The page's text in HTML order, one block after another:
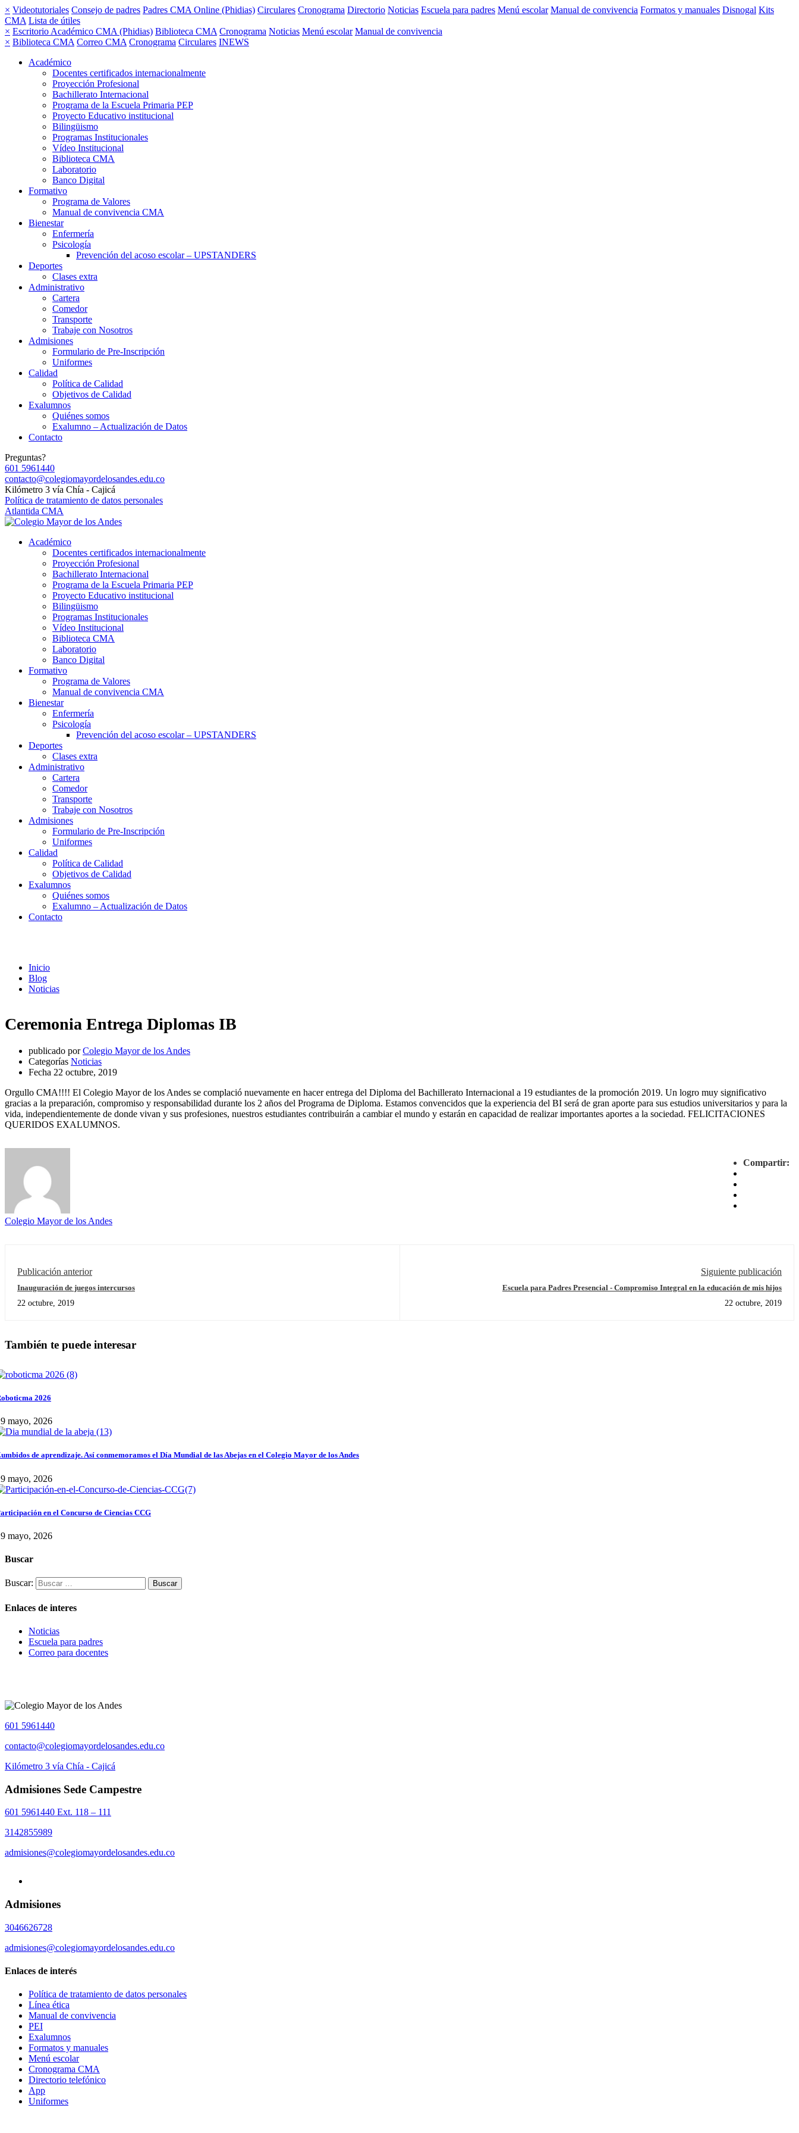
× Videotutoriales Consejo de padres Padres CMA Online (Phidias) Circulares Cronograma Directorio Noticias Escuela para padres Menú escolar Manual de convivencia Formatos y manuales Disnogal Kits
CMA Lista de útiles
× Escritorio Académico CMA (Phidias) Biblioteca CMA Cronograma Noticias Menú escolar Manual de convivencia
× Biblioteca CMA Correo CMA Cronograma Circulares INEWS
Académico
Docentes certificados internacionalmente
Proyección Profesional
Bachillerato Internacional
Programa de la Escuela Primaria PEP
Proyecto Educativo institucional
Bilingüismo
Programas Institucionales
Vídeo Institucional
Biblioteca CMA
Laboratorio
Banco Digital
Formativo
Programa de Valores
Manual de convivencia CMA
Bienestar
Enfermería
Psicología
Prevención del acoso escolar – UPSTANDERS
Deportes
Clases extra
Administrativo
Cartera
Comedor
Transporte
Trabaje con Nosotros
Admisiones
Formulario de Pre-Inscripción
Uniformes
Calidad
Política de Calidad
Objetivos de Calidad
Exalumnos
Quiénes somos
Exalumno – Actualización de Datos
Contacto
Preguntas?
601 5961440
contacto@colegiomayordelosandes.edu.co
Kilómetro 3 vía Chía - Cajicá
Política de tratamiento de datos personales
Atlantida CMA
Académico
Docentes certificados internacionalmente
Proyección Profesional
Bachillerato Internacional
Programa de la Escuela Primaria PEP
Proyecto Educativo institucional
Bilingüismo
Programas Institucionales
Vídeo Institucional
Biblioteca CMA
Laboratorio
Banco Digital
Formativo
Programa de Valores
Manual de convivencia CMA
Bienestar
Enfermería
Psicología
Prevención del acoso escolar – UPSTANDERS
Deportes
Clases extra
Administrativo
Cartera
Comedor
Transporte
Trabaje con Nosotros
Admisiones
Formulario de Pre-Inscripción
Uniformes
Calidad
Política de Calidad
Objetivos de Calidad
Exalumnos
Quiénes somos
Exalumno – Actualización de Datos
Contacto
Inicio
Blog
Noticias
Ceremonia Entrega Diplomas IB
publicado por Colegio Mayor de los Andes
Categorías Noticias
Fecha 22 octubre, 2019
Orgullo CMA!!!! El Colegio Mayor de los Andes se complació nuevamente en hacer entrega del Diploma del Bachillerato Internacional a 19 estudiantes de la promoción 2019. Un logro muy significativo
gracias a la preparación, compromiso y responsabilidad durante los 2 años del Programa de Diploma. Estamos convencidos que la experiencia del BI será de gran aporte para sus estudios universitarios y para la
vida, independientemente de donde vivan y sus profesiones, nuestros estudiantes contribuirán a cambiar el mundo y estarán en capacidad de realizar importantes aportes a la sociedad. FELICITACIONES
QUERIDOS EXALUMNOS.
Compartir:
Colegio Mayor de los Andes
Publicación anterior
Inauguración de juegos intercursos
22 octubre, 2019
Siguiente publicación
Escuela para Padres Presencial - Compromiso Integral en la educación de mis hijos
22 octubre, 2019
También te puede interesar
2026
mayo, 2026
de aprendizaje. Así conmemoramos el Día Mundial de las Abejas en el Colegio Mayor de los Andes
mayo, 2026
en el Concurso de Ciencias CCG
mayo, 2026
Buscar
Buscar:
Enlaces de interes
Noticias
Escuela para padres
Correo para docentes
601 5961440
contacto@colegiomayordelosandes.edu.co
Kilómetro 3 vía Chía - Cajicá
Admisiones Sede Campestre
601 5961440 Ext. 118 – 111
3142855989
admisiones@colegiomayordelosandes.edu.co
Admisiones
3046626728
admisiones@colegiomayordelosandes.edu.co
Enlaces de interés
Política de tratamiento de datos personales
Línea ética
Manual de convivencia
PEI
Exalumnos
Formatos y manuales
Menú escolar
Cronograma CMA
Directorio telefónico
App
Uniformes